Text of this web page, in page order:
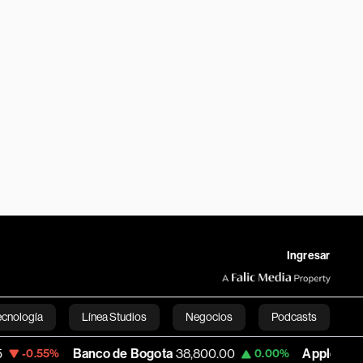
Ingresar
Línea Studios Negocios Podcasts
English
de Bogota 38,800.00 0.00% Apple 309.25 +1.97%